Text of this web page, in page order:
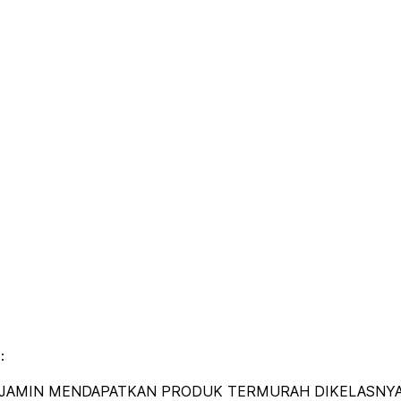
MENDAPATKAN PRODUK TERMURAH